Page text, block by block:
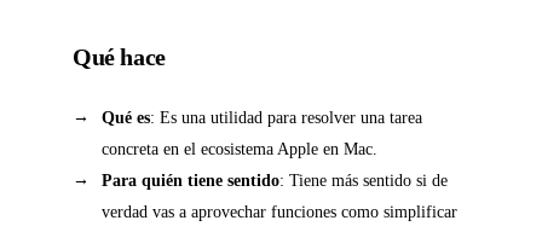
Qué hace
Qué es: Es una utilidad para resolver una tarea
concreta en el ecosistema Apple en Mac.
Para quién tiene sentido: Tiene más sentido si de
verdad vas a aprovechar funciones como simplificar